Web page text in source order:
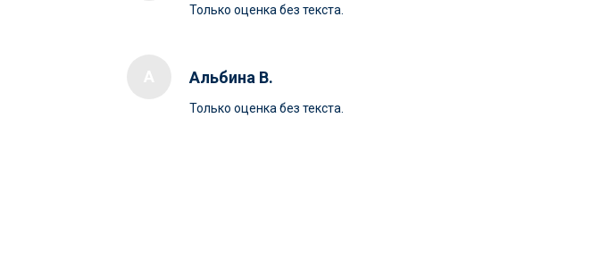
Только оценка без текста.
Альбина В.
Только оценка без текста.